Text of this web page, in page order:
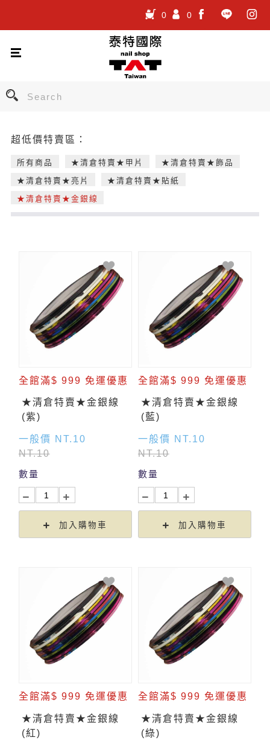
0
0
超低價特賣區：
所有商品 ★清倉特賣★甲片 ★清倉特賣★飾品
★清倉特賣★亮片 ★清倉特賣★貼紙
★清倉特賣★金銀線
全館滿$ 999 免運優惠
★清倉特賣★金銀線
(紫)
一般價 NT.10
NT.10
數量
加入購物車
全館滿$ 999 免運優惠
★清倉特賣★金銀線
(藍)
一般價 NT.10
NT.10
數量
加入購物車
全館滿$ 999 免運優惠
★清倉特賣★金銀線
(紅)
全館滿$ 999 免運優惠
★清倉特賣★金銀線
(綠)